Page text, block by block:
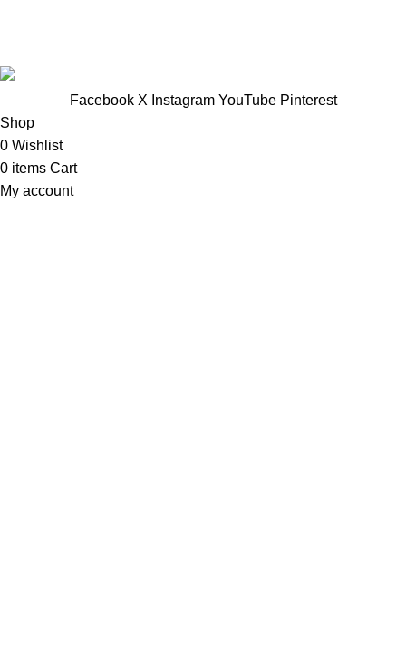
Facebook X Instagram YouTube Pinterest
Shop
0 Wishlist
0 items Cart
My account